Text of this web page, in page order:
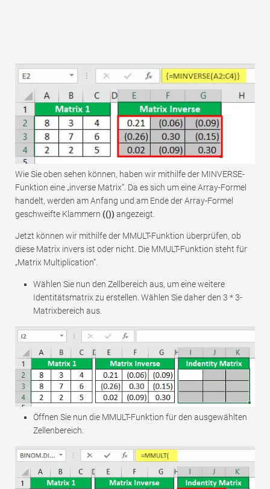
Wie Sie oben sehen können, haben wir mithilfe der MINVERSE-
Funktion eine „inverse Matrix“. Da es sich um eine Array-Formel
handelt, werden am Anfang und am Ende der Array-Formel
geschweifte Klammern (()) angezeigt.
Jetzt können wir mithilfe der MMULT-Funktion überprüfen, ob
diese Matrix invers ist oder nicht. Die MMULT-Funktion steht für
„Matrix Multiplication“.
Wählen Sie nun den Zellbereich aus, um eine weitere
Identitätsmatrix zu erstellen. Wählen Sie daher den 3 * 3-
Matrixbereich aus.
Öffnen Sie nun die MMULT-Funktion für den ausgewählten
Zellenbereich.